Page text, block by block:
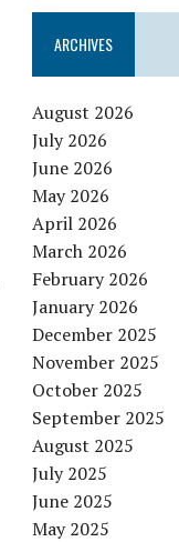
ARCHIVES
August 2026
July 2026
June 2026
May 2026
April 2026
March 2026
February 2026
January 2026
December 2025
November 2025
October 2025
September 2025
August 2025
July 2025
June 2025
May 2025